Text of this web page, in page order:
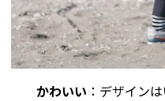
かわいい ：デザイン